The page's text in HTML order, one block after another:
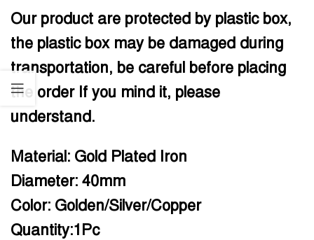
Our product are protected by plastic box,
the plastic box may be damaged during
transportation, be careful before placing
the order If you mind it, please
understand.
Material: Gold Plated Iron
Diameter: 40mm
Color: Golden/Silver/Copper
Quantity:1Pc